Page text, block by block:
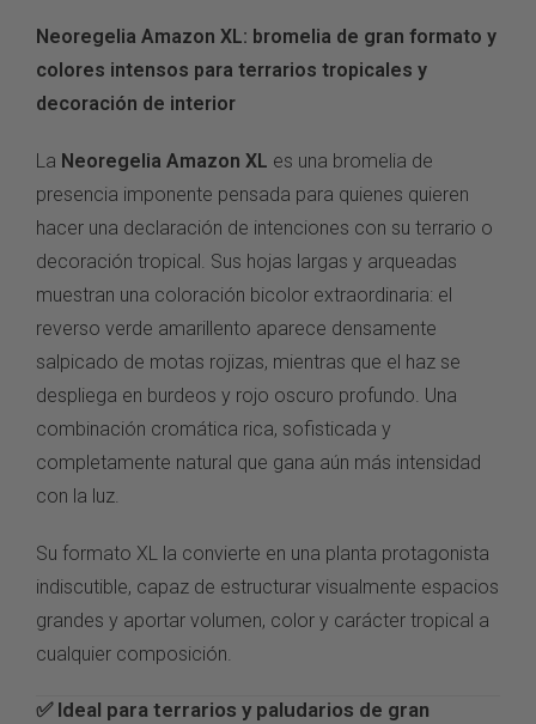
Neoregelia Amazon XL: bromelia de gran formato y
colores intensos para terrarios tropicales y
decoración de interior
La Neoregelia Amazon XL es una bromelia de
presencia imponente pensada para quienes quieren
hacer una declaración de intenciones con su terrario o
decoración tropical. Sus hojas largas y arqueadas
muestran una coloración bicolor extraordinaria: el
reverso verde amarillento aparece densamente
salpicado de motas rojizas, mientras que el haz se
despliega en burdeos y rojo oscuro profundo. Una
combinación cromática rica, sofisticada y
completamente natural que gana aún más intensidad
con la luz.
Su formato XL la convierte en una planta protagonista
indiscutible, capaz de estructurar visualmente espacios
grandes y aportar volumen, color y carácter tropical a
cualquier composición.
✅ Ideal para terrarios y paludarios de gran